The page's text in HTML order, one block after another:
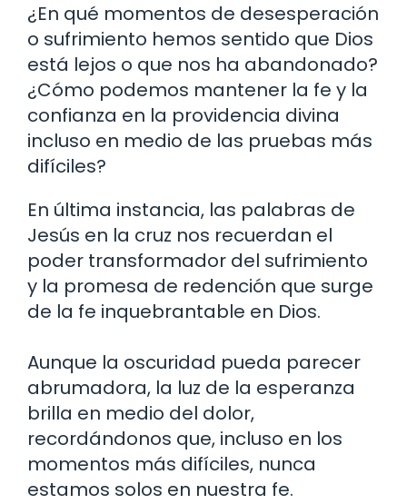
¿En qué momentos de desesperación
o sufrimiento hemos sentido que Dios
está lejos o que nos ha abandonado?
¿Cómo podemos mantener la fe y la
confianza en la providencia divina
incluso en medio de las pruebas más
difíciles?
En última instancia, las palabras de
Jesús en la cruz nos recuerdan el
poder transformador del sufrimiento
y la promesa de redención que surge
de la fe inquebrantable en Dios.
Aunque la oscuridad pueda parecer
abrumadora, la luz de la esperanza
brilla en medio del dolor,
recordándonos que, incluso en los
momentos más difíciles, nunca
estamos solos en nuestra fe.